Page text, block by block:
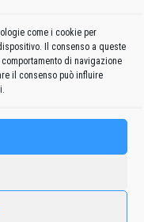
come i cookie per
Il consenso a queste
di navigazione
il consenso può influire
commenti
delle